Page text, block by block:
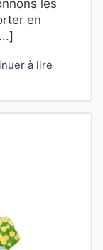
les
en
à lire